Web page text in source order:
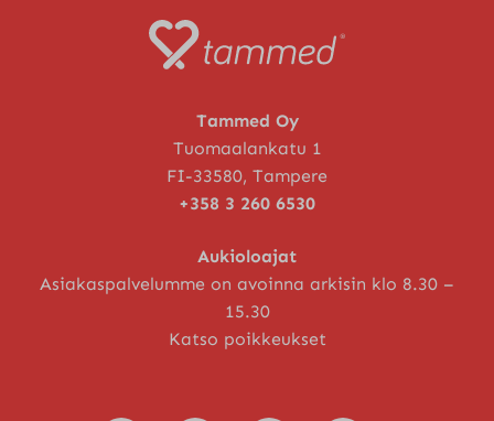
Tammed Oy
Tuomaalankatu 1
FI-33580, Tampere
+358 3 260 6530
Aukioloajat
Asiakaspalvelumme on avoinna arkisin klo 8.30 –
15.30
Katso poikkeukset